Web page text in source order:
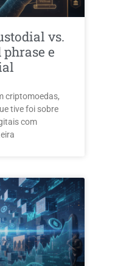
vs.
e
criptomoedas,
tive foi sobre
com